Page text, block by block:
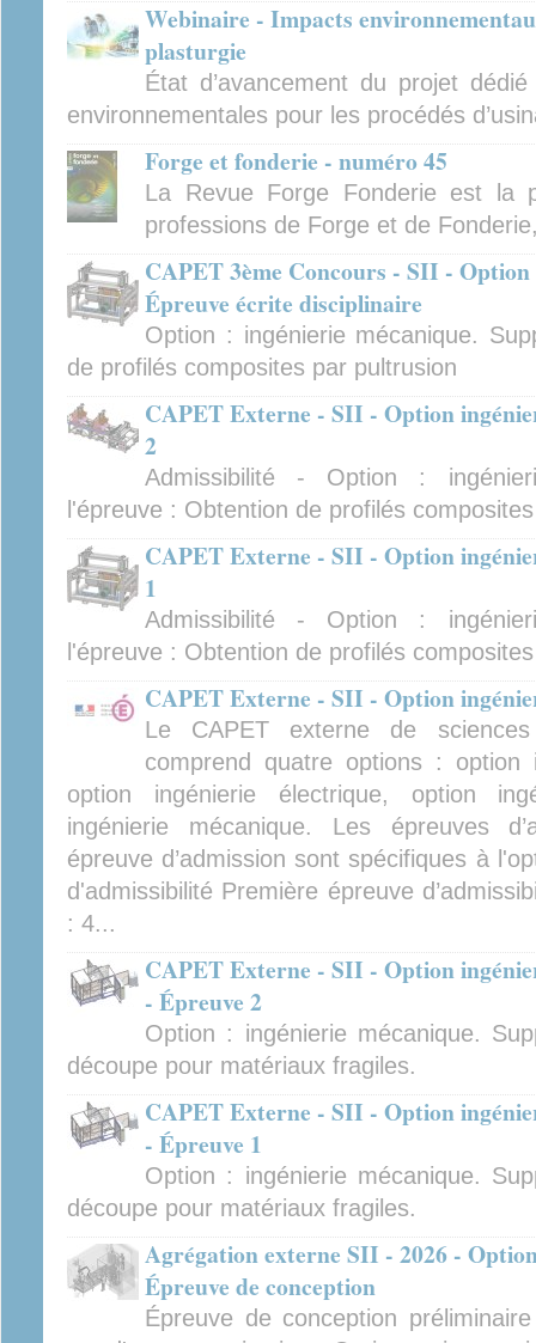
Webinaire - Impacts
plasturgie
État d’avancement du projet
environnementales pour les procédés
Forge et fonderie - numéro 45
La Revue Forge Fonderie est la
professions de Forge et de
CAPET 3ème Concours - SII -
Épreuve écrite disciplinaire
Option : ingénierie mécanique.
de profilés composites par pultrusion
CAPET Externe - SII - Option
2
Admissibilité - Option :
l'épreuve : Obtention de profilés
CAPET Externe - SII - Option
1
Admissibilité - Option :
l'épreuve : Obtention de profilés
CAPET Externe - SII - Option
Le CAPET externe de
comprend quatre options : option
option ingénierie électrique, option
ingénierie mécanique. Les épreuves
épreuve d’admission sont spécifiques à
d'admissibilité Première épreuve
: 4...
CAPET Externe - SII - Option
- Épreuve 2
Option : ingénierie mécanique.
découpe pour matériaux fragiles.
CAPET Externe - SII - Option
- Épreuve 1
Option : ingénierie mécanique.
découpe pour matériaux fragiles.
Agrégation externe SII - 2026 -
Épreuve de conception
Épreuve de conception